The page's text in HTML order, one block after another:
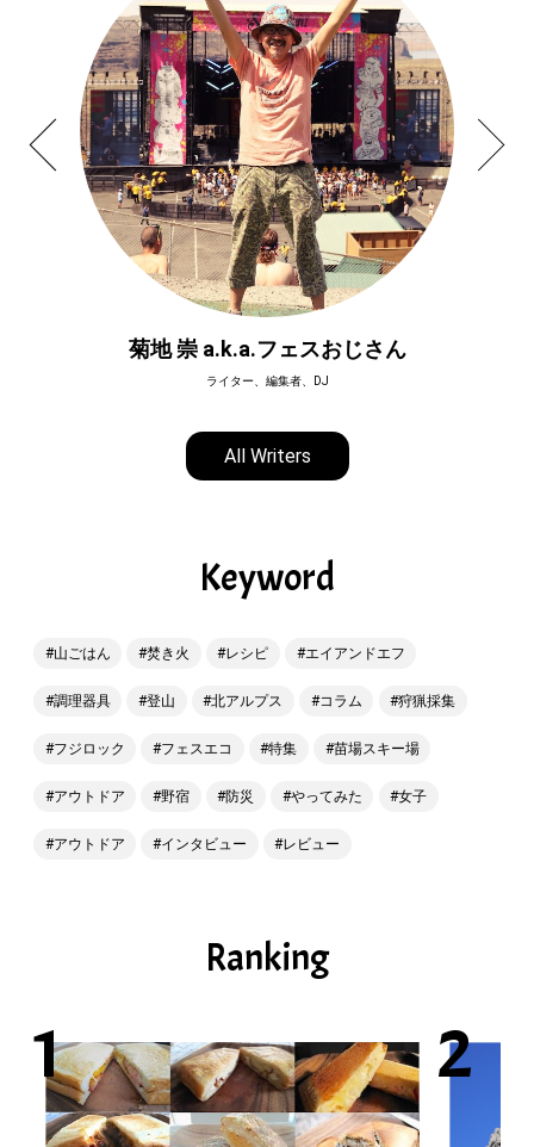
菊地 崇 a.k.a.フェスおじさん
ライター、編集者、DJ
All Writers
Keyword
山ごはん 焚き火 レシピ エイアンドエフ
調理器具 登山 北アルプス コラム 狩猟採集
フジロック フェスエコ 特集 苗場スキー場
アウトドア 野宿 防災 やってみた 女子
アウトドア インタビュー レビュー
Ranking